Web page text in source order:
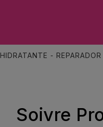
HIDRATANTE - REPARADOR
Soivre